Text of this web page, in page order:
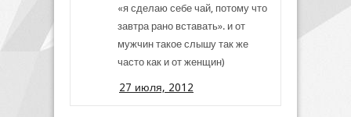
«я сделаю себе чай, потому что
завтра рано вставать». и от
мужчин такое слышу так же
часто как и от женщин)
27 июля, 2012